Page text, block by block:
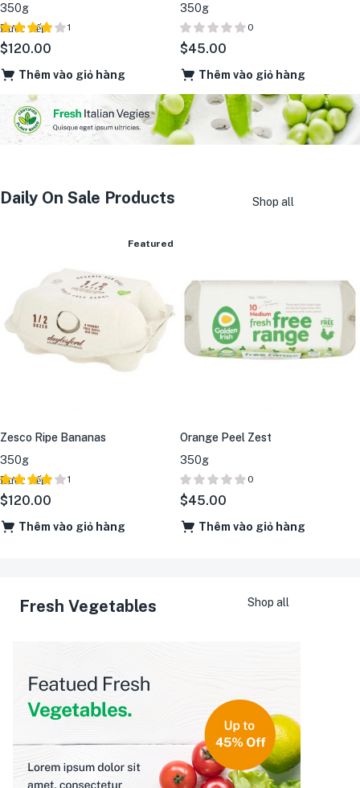
350g
Được xếp
hạng
4.00
sao
1
$120.00
Thêm vào giỏ hàng
350g
0
$45.00
Thêm vào giỏ hàng
Daily On Sale Products Shop all
Featured
Zesco Ripe Bananas
350g
Được xếp
4.00
1
$120.00
Thêm vào giỏ hàng
Orange Peel Zest
350g
0
$45.00
Thêm vào giỏ hàng
Fresh Vegetables Shop all